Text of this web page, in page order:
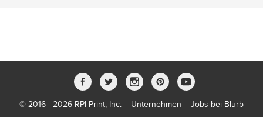
© 2016 - 2026 RPI Print, Inc. Unternehmen Jobs bei Blurb